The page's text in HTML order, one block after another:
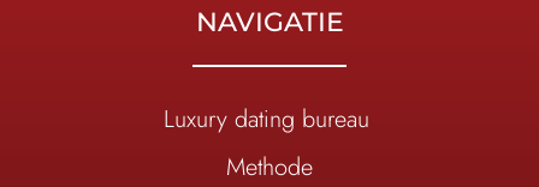
NAVIGATIE
Luxury dating bureau
Methode